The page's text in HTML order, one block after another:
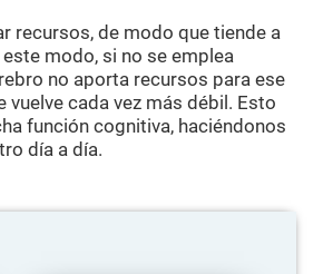
recursos, de modo que tiende a
modo, si no se emplea
no aporta recursos para ese
cada vez más débil. Esto
función cognitiva, haciéndonos
día a día.